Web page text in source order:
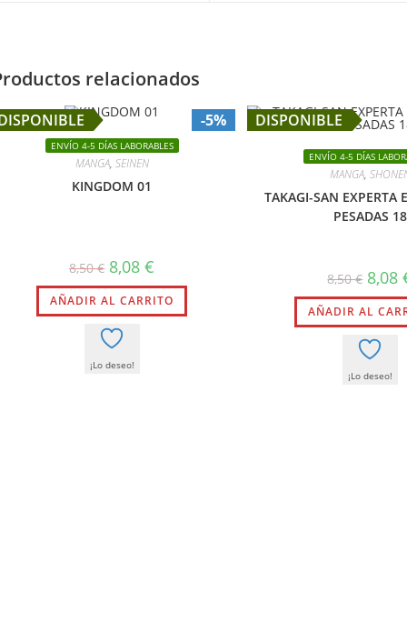
relacionados
-5%
ENVÍO 4-5 DÍAS LABORABLES
MANGA, SEINEN
KINGDOM 01
8,50€ El
precio
original
era:
8,50 €.
8,08€
actual
es:
8,08 €.
AÑADIR AL CARRITO
¡Lo deseo!
DISPONIBLE
ENVÍO 4-5 DÍAS
MANGA,
TAKAGI-SAN EXPERTA
PESADAS 18
8,50€ El
precio
era:
8,50 €.
8,08
AÑADIR AL
¡Lo deseo!